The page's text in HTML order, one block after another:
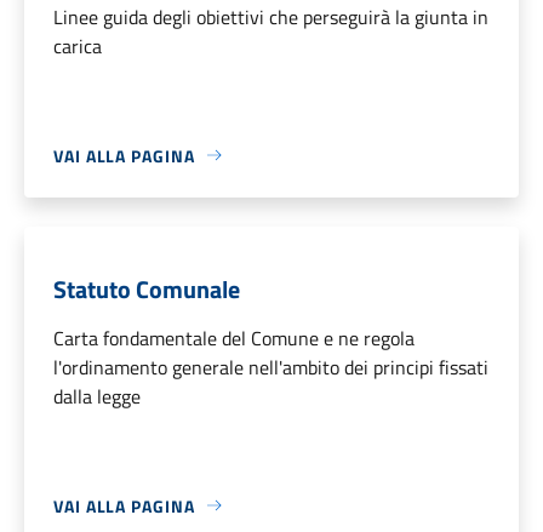
Linee guida degli obiettivi che perseguirà la giunta in
carica
VAI ALLA PAGINA
Statuto Comunale
Carta fondamentale del Comune e ne regola
l'ordinamento generale nell'ambito dei principi fissati
dalla legge
VAI ALLA PAGINA